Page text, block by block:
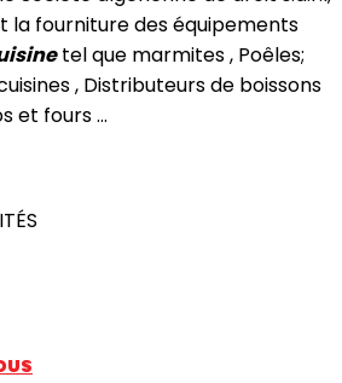
la fourniture des équipements
tel que marmites , Poêles;
, Distributeurs de boissons
et fours ...